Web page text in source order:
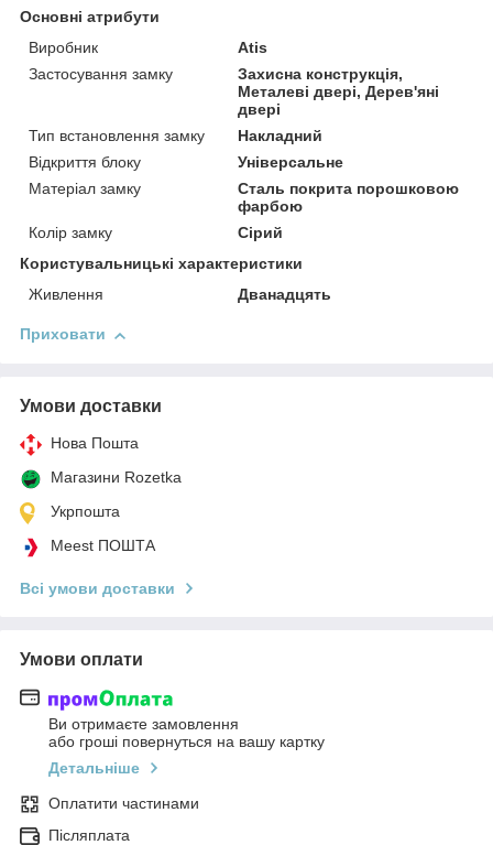
Основні атрибути
Виробник
Atis
Застосування замку
Захисна конструкція,
Металеві двері, Дерев'яні
двері
Тип встановлення замку
Накладний
Відкриття блоку
Універсальне
Матеріал замку
Сталь покрита порошковою
фарбою
Колір замку
Сірий
Користувальницькі характеристики
Живлення
Дванадцять
Приховати
Умови доставки
Нова Пошта
Магазини Rozetka
Укрпошта
Meest ПОШТА
Всі умови доставки
Умови оплати
Ви отримаєте замовлення
або гроші повернуться на вашу картку
Детальніше
Оплатити частинами
Післяплата